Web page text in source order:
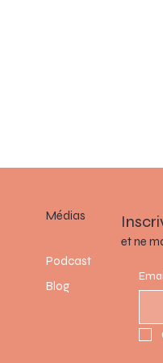
Médias
Podcast
Blog
et ne